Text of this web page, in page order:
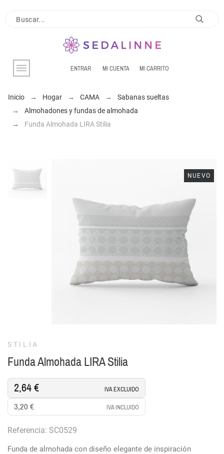
ENTRAR MI CUENTA MI CARRITO
Inicio Hogar CAMA
Sabanas sueltas
Almohadones y fundas de almohada
Funda Almohada LIRA Stilia
NUEVO
STILIA
Funda Almohada LIRA Stilia
2,64 € IVA EXCLUIDO
3,20 € IVA INCLUIDO
Referencia: SC0529
Funda de almohada con diseño elegante de inspiración